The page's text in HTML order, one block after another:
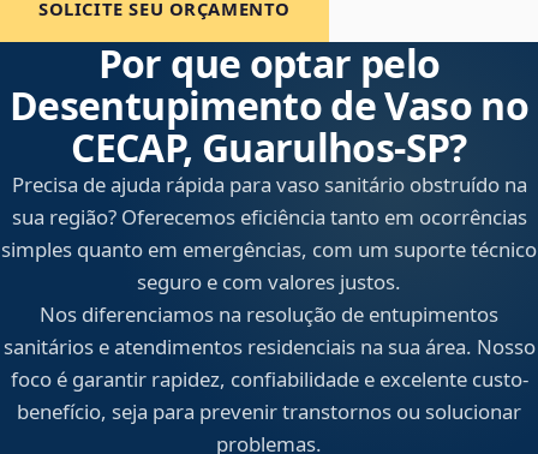
SOLICITE SEU ORÇAMENTO
Por que optar pelo
Desentupimento de Vaso no
CECAP, Guarulhos‑SP?
Precisa de ajuda rápida para vaso sanitário obstruído na
sua região? Oferecemos eficiência tanto em ocorrências
simples quanto em emergências, com um suporte técnico
seguro e com valores justos.
Nos diferenciamos na resolução de entupimentos
sanitários e atendimentos residenciais na sua área. Nosso
foco é garantir rapidez, confiabilidade e excelente custo-
benefício, seja para prevenir transtornos ou solucionar
problemas.